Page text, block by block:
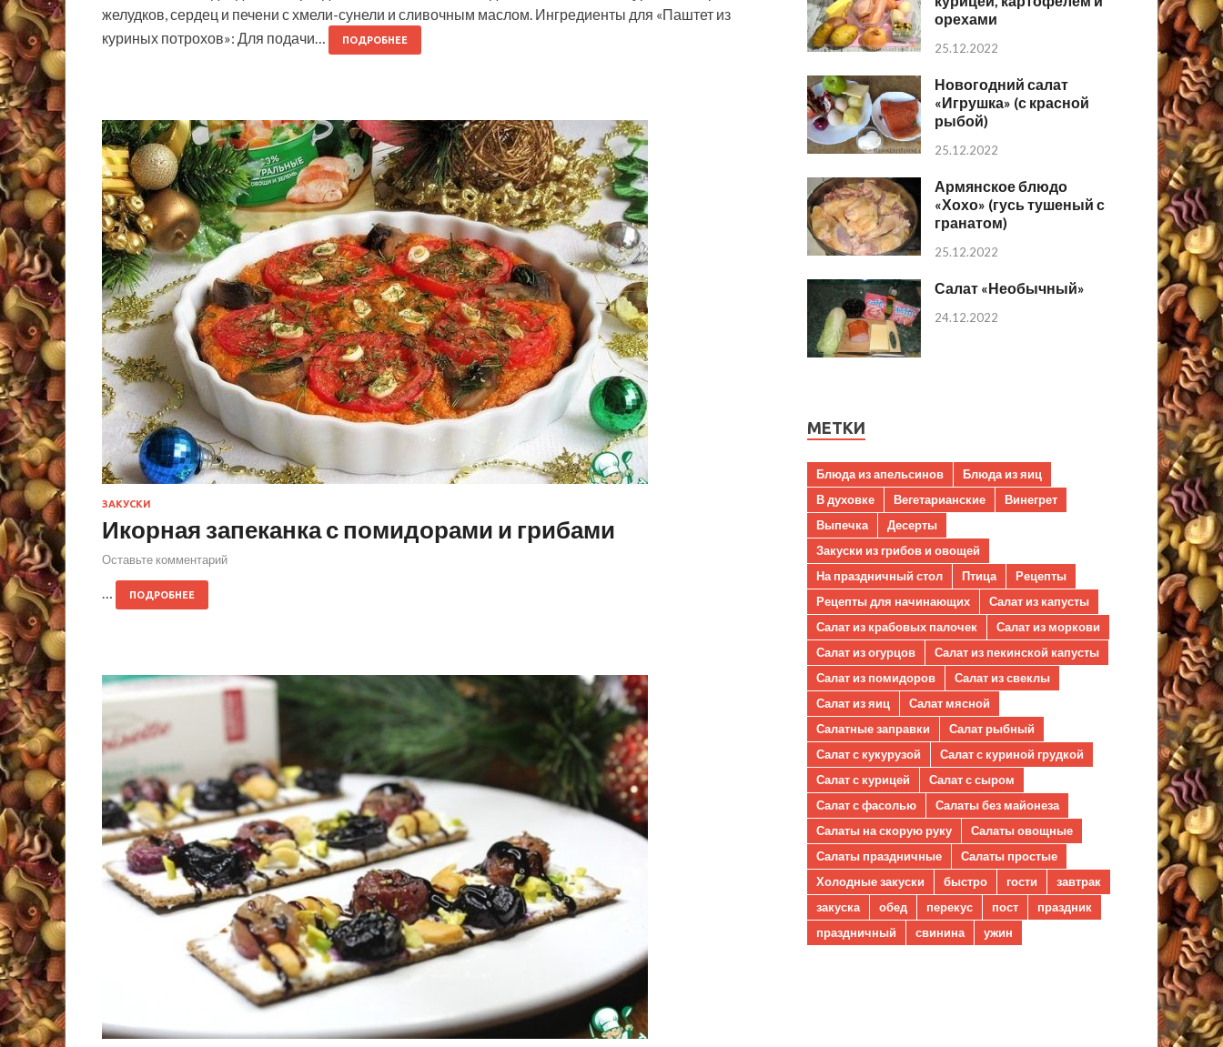
желудков, сердец и печени с хмели-сунели и сливочным маслом. Ингредиенты для «Паштет из
куриных потрохов»: Для подачи…
ПОДРОБНЕЕ
ЗАКУСКИ
Икорная запеканка с помидорами и грибами
Оставьте комментарий
… ПОДРОБНЕЕ
орехами
25.12.2022
Новогодний салат
«Игрушка» (с красной
рыбой)
25.12.2022
Армянское блюдо
«Хохо» (гусь тушеный с
гранатом)
25.12.2022
Салат «Необычный»
24.12.2022
МЕТКИ
Блюда из апельсинов
Блюда из яиц
В духовке
Вегетарианские
Винегрет
Выпечка
Десерты
Закуски из грибов и овощей
На праздничный стол
Птица
Рецепты
Рецепты для начинающих
Салат из капусты
Салат из крабовых палочек
Салат из моркови
Салат из огурцов
Салат из пекинской капусты
Салат из помидоров
Салат из свеклы
Салат из яиц
Салат мясной
Салатные заправки
Салат рыбный
Салат с кукурузой
Салат с куриной грудкой
Салат с курицей
Салат с сыром
Салат с фасолью
Салаты без майонеза
Салаты на скорую руку
Салаты овощные
Салаты праздничные
Салаты простые
Холодные закуски
быстро гости
завтрак
закуска
обед перекус пост
праздник
праздничный
свинина ужин